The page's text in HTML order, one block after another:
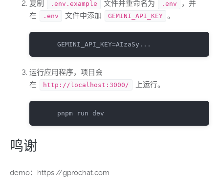
复制 .env.example 文件并重命名为 .env
，并
在
.env 文件中添加 GEMINI_API_KEY 。
GEMINI_API_KEY=AIzaSy...
运行应用程序，项目会
在
http://localhost:3000/ 上运行。
pnpm run dev
鸣谢
demo：https://gprochat.com